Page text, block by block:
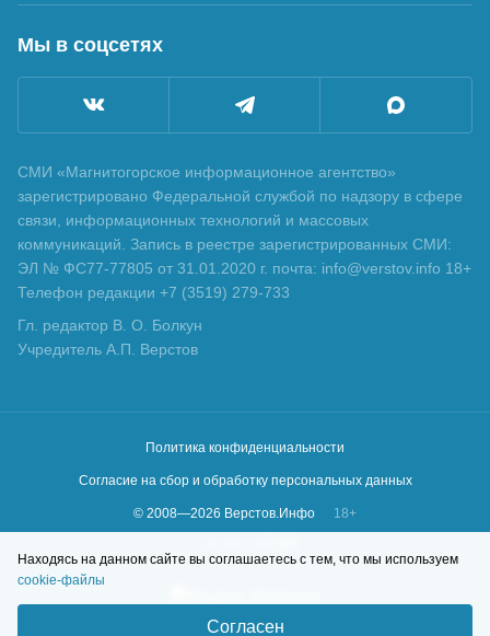
Мы в соцсетях
СМИ «Магнитогорское информационное агентство»
зарегистрировано Федеральной службой по надзору в сфере
связи, информационных технологий и массовых
коммуникаций. Запись в реестре зарегистрированных СМИ:
ЭЛ № ФС77-77805 от 31.01.2020 г. почта: info@verstov.info 18+
Телефон редакции +7 (3519) 279-733
Гл. редактор В. О. Болкун
Учредитель А.П. Верстов
Политика конфиденциальности
Согласие на сбор и обработку персональных данных
© 2008—2026 Верстов.Инфо
18+
Находясь на данном сайте вы соглашаетесь с тем, что мы используем
cookie-файлы
Согласен